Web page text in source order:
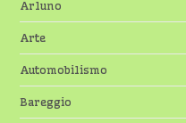
Arluno
Arte
Automobilismo
Bareggio